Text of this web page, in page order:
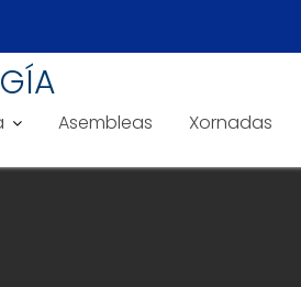
Asembleas Xornadas